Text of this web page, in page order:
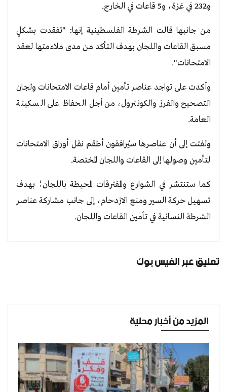
و232 في غزة، و5 قاعات في الخارج.
من جانبها قالت الشرطة الفلسطينية إنها: "تفقدت بشكلٍ
مسبق القاعات واللجان بهدف التأكد من مدى ملاءمتها لعقد
الامتحانات".
وأكدت على تواجد عناصر تأمين أمام قاعات الامتحانات ولجان
التصحيح والفرز والكونترول، من أجل الحفاظ على السكينة
العامة.
ولفتت إلى أن عناصرها سيُرافقون أطقم نقل أوراق الامتحانات
لتأمين وصولها إلى القاعات واللجان المختصة.
كما ستنتشر في الشوارع والمفترقات المحيطة باللجان؛ بهدف
تسهيل حركة السير ومنع الازدحام، إلى جانب مشاركة عناصر
الشرطة النسائية في تأمين القاعات واللجان.
تعليق عبر الفيس بوك
المزيد من أخبار محلية